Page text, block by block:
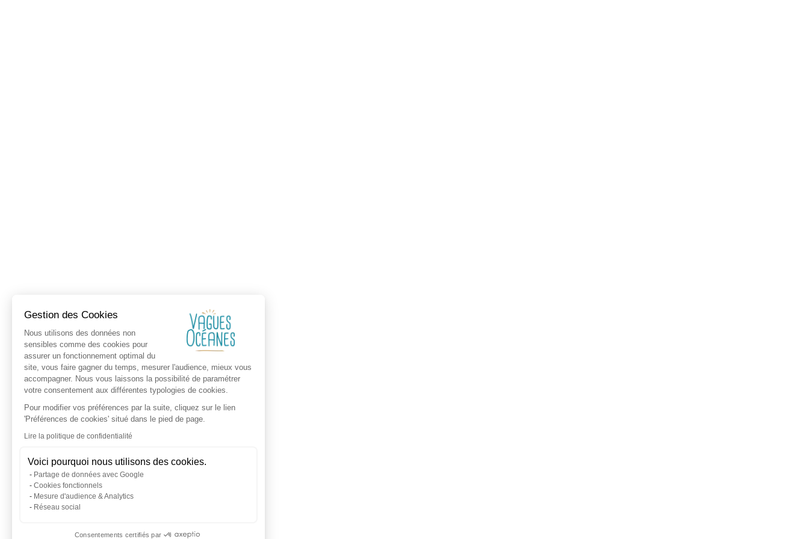
Gestion des Cookies
Nous utilisons des données non
sensibles comme des cookies pour
assurer un fonctionnement optimal du
site, vous faire gagner du temps, mesurer l'audience, mieux vous
accompagner. Nous vous laissons la possibilité de paramétrer
votre consentement aux différentes typologies de cookies.
Pour modifier vos préférences par la suite, cliquez sur le lien
'Préférences de cookies' situé dans le pied de page.
Lire la politique de confidentialité
Voici pourquoi nous utilisons des cookies.
Partage de données avec Google
Cookies fonctionnels
Mesure d'audience & Analytics
Réseau social
Consentements certifiés par